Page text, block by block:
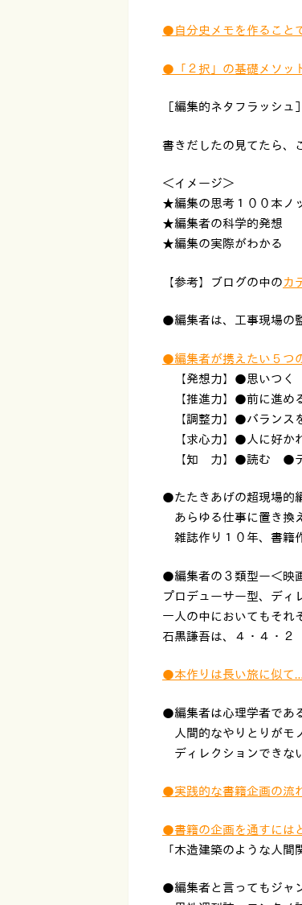
●自分史メモを作ること
●「２択」の基礎メソッ
［編集的ネタフラッシ
書きだしたの見てたら、
＜イメージ＞
★編集の思考１００本ノ
★編集者の科学的発想
★編集の実際がわかる
【参考】ブログの中のカ
●編集者は、工事現場の
●編集者が携えたい５つ
【発想力】●思いつ
【推進力】●前に進
【調整力】●バラン
【求心力】●人に好
【知 力】●読む ●
●たたきあげの超現場的
あらゆる仕事に置き換
雑誌作り１０年、書籍
●編集者の３類型ー＜映
プロデューサー型、ディ
一人の中においてもそれ
石黒謙吾は、４・４・
●本作りは長い旅に似て…
●編集者は心理学者であ
人間的なやりとりがモ
ディレクションできな
●実践的な書籍企画の流
●書籍の企画を通すには
「木造建築のような人間
●編集者と言ってもジャ